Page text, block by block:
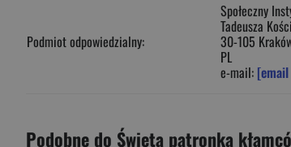
Podmiot odpowiedzialny:
Społeczny
Tadeusza
30-105
PL
e-mail:
Podobne do Święta patronka